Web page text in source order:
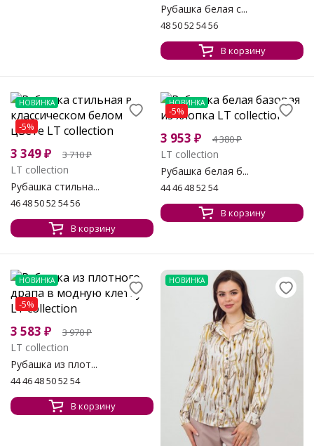
Рубашка белая с...
48 50 52 54 56
В корзину
НОВИНКА
-5%
3 349₽ 3 710₽
LT collection
Рубашка стильна...
46 48 50 52 54 56
В корзину
НОВИНКА
-5%
3 953 ₽ 4 380₽
LT collection
Рубашка белая б...
44 46 48 52 54
В корзину
НОВИНКА
-5%
3 583 ₽ 3 970₽
LT collection
Рубашка из плот...
44 46 48 50 52 54
В корзину
НОВИНКА